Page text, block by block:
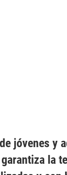
jóvenes y
la